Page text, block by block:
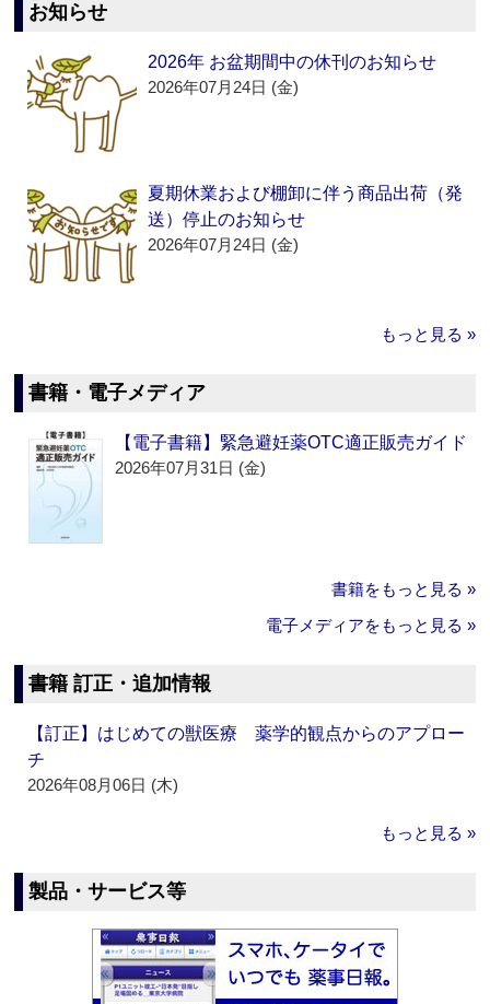
お知らせ
2026年 お盆期間中の休刊のお知らせ
2026年07月24日 (金)
夏期休業および棚卸に伴う商品出荷（発
送）停止のお知らせ
2026年07月24日 (金)
もっと見る »
書籍・電子メディア
【電子書籍】緊急避妊薬OTC適正販売ガイド
2026年07月31日 (金)
書籍をもっと見る »
電子メディアをもっと見る »
書籍 訂正・追加情報
【訂正】はじめての獣医療 薬学的観点からのアプロー
チ
2026年08月06日 (木)
もっと見る »
製品・サービス等